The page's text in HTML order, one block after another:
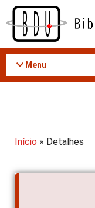
Acessar
conteúdo
Menu
Início » Detalhes